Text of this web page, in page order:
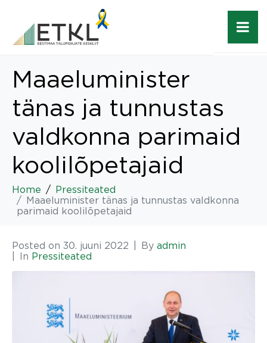
Maaeluminister
tänas ja tunnustas
valdkonna parimaid
koolilõpetajaid
Home
Pressiteated
Maaeluminister tänas ja tunnustas valdkonna
parimaid koolilõpetajaid
Posted on 30. juuni 2022 By admin
In Pressiteated